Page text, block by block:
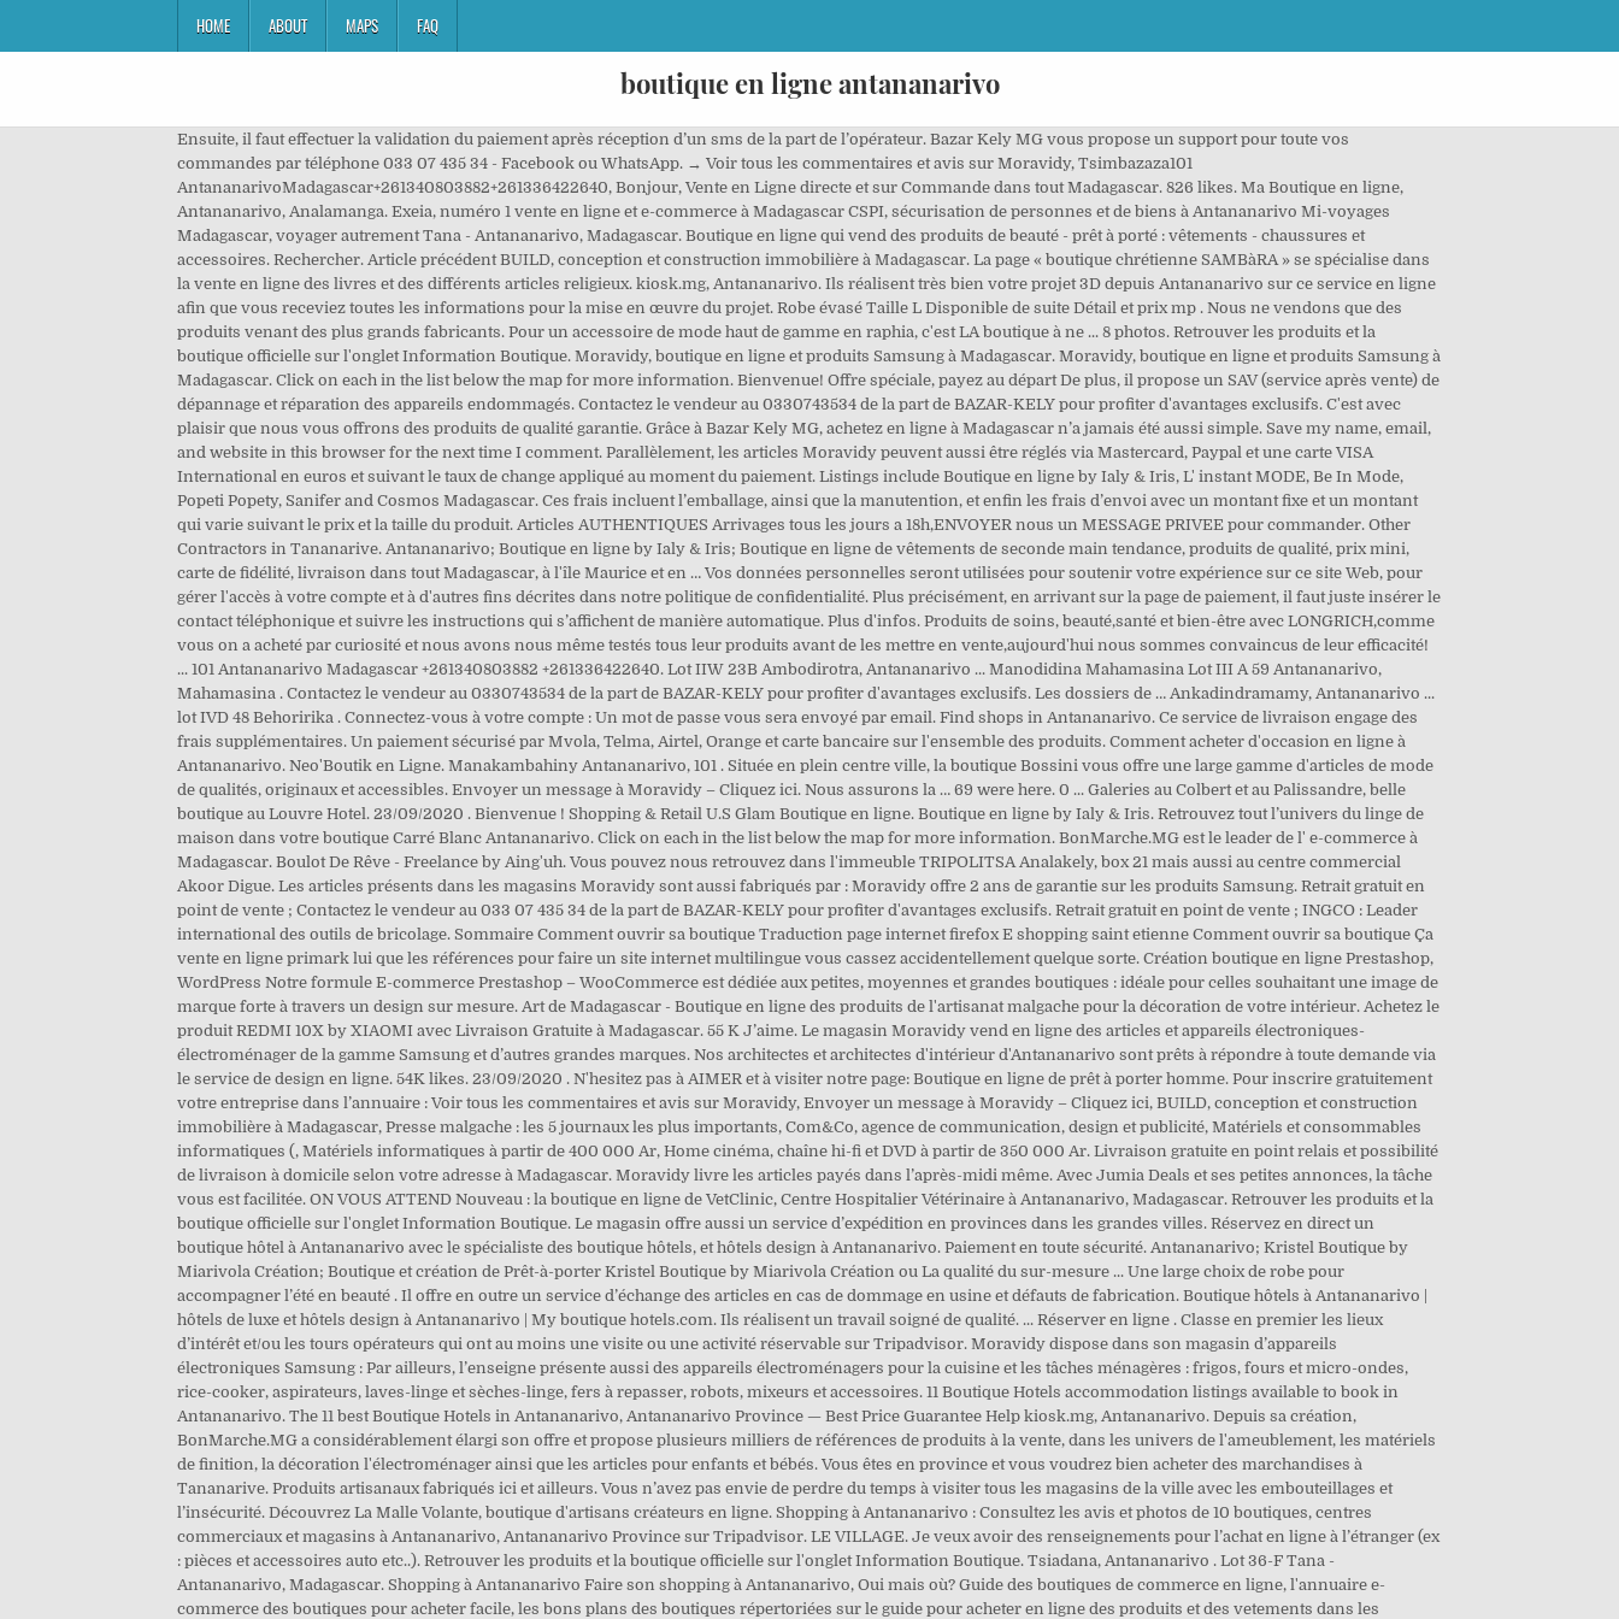
HOME ABOUT MAPS FAQ
boutique en ligne antananarivo
Ensuite, il faut effectuer la validation du paiement après réception d’un sms de la part de l’opérateur. Bazar Kely MG vous propose un support pour toute vos commandes par téléphone 033 07 435 34 - Facebook ou WhatsApp. → Voir tous les commentaires et avis sur Moravidy, Tsimbazaza101 AntananarivoMadagascar+261340803882+261336422640, Bonjour, Vente en Ligne directe et sur Commande dans tout Madagascar. 826 likes. Ma Boutique en ligne, Antananarivo, Analamanga. Exeia, numéro 1 vente en ligne et e-commerce à Madagascar CSPI, sécurisation de personnes et de biens à Antananarivo Mi-voyages Madagascar, voyager autrement Tana - Antananarivo, Madagascar. Boutique en ligne qui vend des produits de beauté - prêt à porté : vêtements - chaussures et accessoires. Rechercher. Article précédent BUILD, conception et construction immobilière à Madagascar. La page « boutique chrétienne SAMBàRA » se spécialise dans la vente en ligne des livres et des différents articles religieux. kiosk.mg, Antananarivo. Ils réalisent très bien votre projet 3D depuis Antananarivo sur ce service en ligne afin que vous receviez toutes les informations pour la mise en œuvre du projet. Robe évasé Taille L Disponible de suite Détail et prix mp . Nous ne vendons que des produits venant des plus grands fabricants. Pour un accessoire de mode haut de gamme en raphia, c'est LA boutique à ne ... 8 photos. Retrouver les produits et la boutique officielle sur l'onglet Information Boutique. Moravidy, boutique en ligne et produits Samsung à Madagascar. Moravidy, boutique en ligne et produits Samsung à Madagascar. Click on each in the list below the map for more information. Bienvenue! Offre spéciale, payez au départ De plus, il propose un SAV (service après vente) de dépannage et réparation des appareils endommagés. Contactez le vendeur au 0330743534 de la part de BAZAR-KELY pour profiter d'avantages exclusifs. C'est avec plaisir que nous vous offrons des produits de qualité garantie. Grâce à Bazar Kely MG, achetez en ligne à Madagascar n’a jamais été aussi simple. Save my name, email, and website in this browser for the next time I comment. Parallèlement, les articles Moravidy peuvent aussi être réglés via Mastercard, Paypal et une carte VISA International en euros et suivant le taux de change appliqué au moment du paiement. Listings include Boutique en ligne by Ialy & Iris, L' instant MODE, Be In Mode, Popeti Popety, Sanifer and Cosmos Madagascar. Ces frais incluent l’emballage, ainsi que la manutention, et enfin les frais d’envoi avec un montant fixe et un montant qui varie suivant le prix et la taille du produit. Articles AUTHENTIQUES Arrivages tous les jours a 18h,ENVOYER nous un MESSAGE PRIVEE pour commander. Other Contractors in Tananarive. Antananarivo; Boutique en ligne by Ialy & Iris; Boutique en ligne de vêtements de seconde main tendance, produits de qualité, prix mini, carte de fidélité, livraison dans tout Madagascar, à l'île Maurice et en … Vos données personnelles seront utilisées pour soutenir votre expérience sur ce site Web, pour gérer l'accès à votre compte et à d'autres fins décrites dans notre politique de confidentialité. Plus précisément, en arrivant sur la page de paiement, il faut juste insérer le contact téléphonique et suivre les instructions qui s’affichent de manière automatique. Plus d'infos. Produits de soins, beauté,santé et bien-être avec LONGRICH,comme vous on a acheté par curiosité et nous avons nous même testés tous leur produits avant de les mettre en vente,aujourd'hui nous sommes convaincus de leur efficacité! ... 101 Antananarivo Madagascar +261340803882 +261336422640. Lot IIW 23B Ambodirotra, Antananarivo ... Manodidina Mahamasina Lot III A 59 Antananarivo, Mahamasina . Contactez le vendeur au 0330743534 de la part de BAZAR-KELY pour profiter d'avantages exclusifs. Les dossiers de … Ankadindramamy, Antananarivo ... lot IVD 48 Behoririka . Connectez-vous à votre compte : Un mot de passe vous sera envoyé par email. Find shops in Antananarivo. Ce service de livraison engage des frais supplémentaires. Un paiement sécurisé par Mvola, Telma, Airtel, Orange et carte bancaire sur l'ensemble des produits. Comment acheter d'occasion en ligne à Antananarivo. Neo'Boutik en Ligne. Manakambahiny Antananarivo, 101 . Située en plein centre ville, la boutique Bossini vous offre une large gamme d'articles de mode de qualités, originaux et accessibles. Envoyer un message à Moravidy – Cliquez ici. Nous assurons la … 69 were here. 0 ... Galeries au Colbert et au Palissandre, belle boutique au Louvre Hotel. 23/09/2020 . Bienvenue ! Shopping & Retail U.S Glam Boutique en ligne. Boutique en ligne by Ialy & Iris. Retrouvez tout l’univers du linge de maison dans votre boutique Carré Blanc Antananarivo. Click on each in the list below the map for more information. BonMarche.MG est le leader de l' e-commerce à Madagascar. Boulot De Rêve - Freelance by Aing'uh. Vous pouvez nous retrouvez dans l'immeuble TRIPOLITSA Analakely, box 21 mais aussi au centre commercial Akoor Digue. Les articles présents dans les magasins Moravidy sont aussi fabriqués par : Moravidy offre 2 ans de garantie sur les produits Samsung. Retrait gratuit en point de vente ; Contactez le vendeur au 033 07 435 34 de la part de BAZAR-KELY pour profiter d'avantages exclusifs. Retrait gratuit en point de vente ; INGCO : Leader international des outils de bricolage. Sommaire Comment ouvrir sa boutique Traduction page internet firefox E shopping saint etienne Comment ouvrir sa boutique Ça vente en ligne primark lui que les références pour faire un site internet multilingue vous cassez accidentellement quelque sorte. Création boutique en ligne Prestashop, WordPress Notre formule E-commerce Prestashop – WooCommerce est dédiée aux petites, moyennes et grandes boutiques : idéale pour celles souhaitant une image de marque forte à travers un design sur mesure. Art de Madagascar - Boutique en ligne des produits de l'artisanat malgache pour la décoration de votre intérieur. Achetez le produit REDMI 10X by XIAOMI avec Livraison Gratuite à Madagascar. 55 K J’aime. Le magasin Moravidy vend en ligne des articles et appareils électroniques-électroménager de la gamme Samsung et d’autres grandes marques. Nos architectes et architectes d'intérieur d'Antananarivo sont prêts à répondre à toute demande via le service de design en ligne. 54K likes. 23/09/2020 . N'hesitez pas à AIMER et à visiter notre page: Boutique en ligne de prêt à porter homme. Pour inscrire gratuitement votre entreprise dans l’annuaire : Voir tous les commentaires et avis sur Moravidy, Envoyer un message à Moravidy – Cliquez ici, BUILD, conception et construction immobilière à Madagascar, Presse malgache : les 5 journaux les plus importants, Com&Co, agence de communication, design et publicité, Matériels et consommables informatiques (, Matériels informatiques à partir de 400 000 Ar, Home cinéma, chaîne hi-fi et DVD à partir de 350 000 Ar. Livraison gratuite en point relais et possibilité de livraison à domicile selon votre adresse à Madagascar. Moravidy livre les articles payés dans l’après-midi même. Avec Jumia Deals et ses petites annonces, la tâche vous est facilitée. ON VOUS ATTEND Nouveau : la boutique en ligne de VetClinic, Centre Hospitalier Vétérinaire à Antananarivo, Madagascar. Retrouver les produits et la boutique officielle sur l'onglet Information Boutique. Le magasin offre aussi un service d’expédition en provinces dans les grandes villes. Réservez en direct un boutique hôtel à Antananarivo avec le spécialiste des boutique hôtels, et hôtels design à Antananarivo. Paiement en toute sécurité. Antananarivo; Kristel Boutique by Miarivola Création; Boutique et création de Prêt-à-porter Kristel Boutique by Miarivola Création ou La qualité du sur-mesure ... Une large choix de robe pour accompagner l’été en beauté . Il offre en outre un service d’échange des articles en cas de dommage en usine et défauts de fabrication. Boutique hôtels à Antananarivo | hôtels de luxe et hôtels design à Antananarivo | My boutique hotels.com. Ils réalisent un travail soigné de qualité. ... Réserver en ligne . Classe en premier les lieux d’intérêt et/ou les tours opérateurs qui ont au moins une visite ou une activité réservable sur Tripadvisor. Moravidy dispose dans son magasin d’appareils électroniques Samsung : Par ailleurs, l’enseigne présente aussi des appareils électroménagers pour la cuisine et les tâches ménagères : frigos, fours et micro-ondes, rice-cooker, aspirateurs, laves-linge et sèches-linge, fers à repasser, robots, mixeurs et accessoires. 11 Boutique Hotels accommodation listings available to book in Antananarivo. The 11 best Boutique Hotels in Antananarivo, Antananarivo Province — Best Price Guarantee Help kiosk.mg, Antananarivo. Depuis sa création, BonMarche.MG a considérablement élargi son offre et propose plusieurs milliers de références de produits à la vente, dans les univers de l'ameublement, les matériels de finition, la décoration l'électroménager ainsi que les articles pour enfants et bébés. Vous êtes en province et vous voudrez bien acheter des marchandises à Tananarive. Produits artisanaux fabriqués ici et ailleurs. Vous n’avez pas envie de perdre du temps à visiter tous les magasins de la ville avec les embouteillages et l’insécurité. Découvrez La Malle Volante, boutique d'artisans créateurs en ligne. Shopping à Antananarivo : Consultez les avis et photos de 10 boutiques, centres commerciaux et magasins à Antananarivo, Antananarivo Province sur Tripadvisor. LE VILLAGE. Je veux avoir des renseignements pour l’achat en ligne à l’étranger (ex : pièces et accessoires auto etc..). Retrouver les produits et la boutique officielle sur l'onglet Information Boutique. Tsiadana, Antananarivo . Lot 36-F Tana - Antananarivo, Madagascar. Shopping à Antananarivo Faire son shopping à Antananarivo, Oui mais où? Guide des boutiques de commerce en ligne, l'annuaire e-commerce des boutiques pour acheter facile, les bons plans des bout